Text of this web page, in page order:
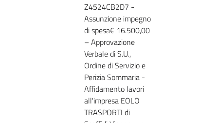
Z4524CB2D7 -
Assunzione impegno
di spesa€ 16.500,00
– Approvazione
Verbale di S.U.,
Ordine di Servizio e
Perizia Sommaria -
Affidamento lavori
all'impresa EOLO
TRASPORTI di